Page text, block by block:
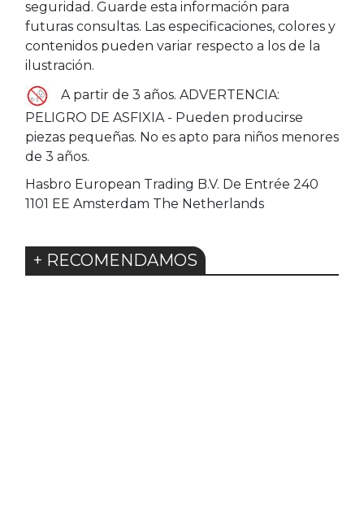
seguridad. Guarde esta información para
futuras consultas. Las especificaciones, colores y
contenidos pueden variar respecto a los de la
ilustración.
A partir de 3 años. ADVERTENCIA:
PELIGRO DE ASFIXIA - Pueden producirse
piezas pequeñas. No es apto para niños menores
de 3 años.
Hasbro European Trading B.V. De Entrée 240
1101 EE Amsterdam The Netherlands
+ RECOMENDAMOS